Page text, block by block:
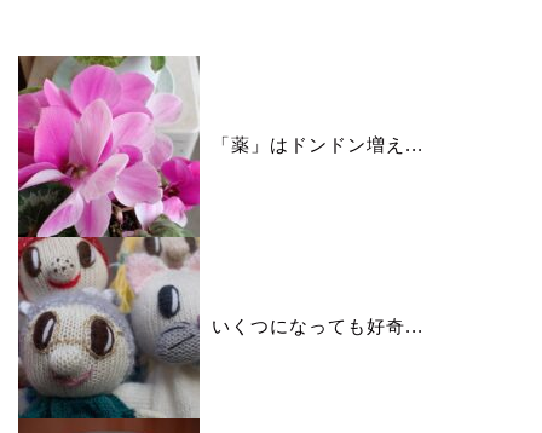
「薬」はドンドン増え...
いくつになっても好奇...